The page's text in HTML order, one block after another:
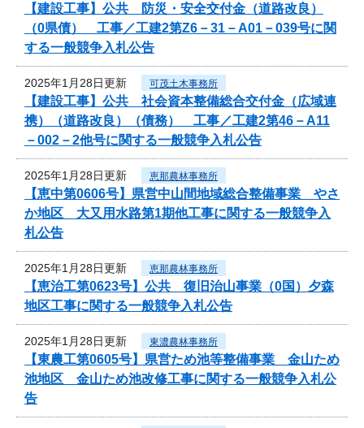
【建設工事】公共 防災・安全交付金（道路改良）
（0県債） 工事／工建2第Z6－31－A01－039号に関
する一般競争入札公告
2025年1月28日更新 可茂土木事務所
【建設工事】公共 社会資本整備総合交付金（広域連
携）（道路改良）（債務） 工事／工建2第46－A11
－002－2他号に関する一般競争入札公告
2025年1月28日更新 恵那農林事務所
【恵中第0606号】県営中山間地域総合整備事業 やさ
か地区 大又用水路第1期他工事に関する一般競争入
札公告
2025年1月28日更新 恵那農林事務所
【恵治工第0623号】公共 復旧治山事業（0国）夕森
地区工事に関する一般競争入札公告
2025年1月28日更新 東濃農林事務所
【東農工第0605号】県営ため池等整備事業 金山ため
池地区 金山ため池改修工事に関する一般競争入札公
告